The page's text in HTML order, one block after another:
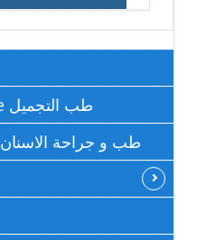
Medecins Esthétique طب التجميل
Médecins Dentistes طب و جراحة الاسنان